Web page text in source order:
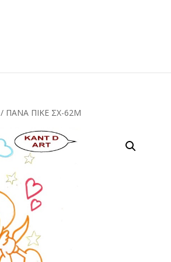
/ ΠΆΝΑ ΠΙΚΈ ΣΧ-62Μ